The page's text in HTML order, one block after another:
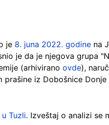
je 8. juna 2022. godine na
je da je njegova grupa
(arhivirano ovde),
iz Dobošnice
Tuzli. Izveštaj o analizi se